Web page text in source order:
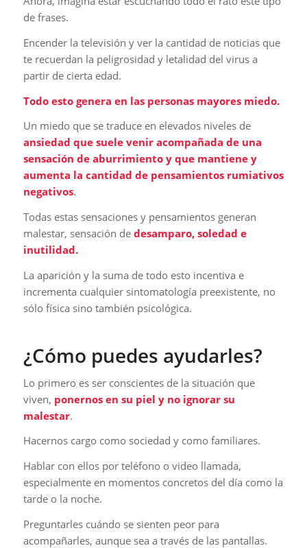
de frases.
Encender la televisión y ver la cantidad de noticias que
te recuerdan la peligrosidad y letalidad del virus a
partir de cierta edad.
Todo esto genera en las personas mayores miedo.
Un miedo que se traduce en elevados niveles de
ansiedad que suele venir acompañada de una
sensación de aburrimiento y que mantiene y
aumenta la cantidad de pensamientos rumiativos
negativos.
Todas estas sensaciones y pensamientos generan
malestar, sensación de desamparo, soledad e
inutilidad.
La aparición y la suma de todo esto incentiva e
incrementa cualquier sintomatología preexistente, no
sólo física sino también psicológica.
¿Cómo puedes ayudarles?
Lo primero es ser conscientes de la situación que
viven, ponernos en su piel y no ignorar su
malestar.
Hacernos cargo como sociedad y como familiares.
Hablar con ellos por teléfono o video llamada,
especialmente en momentos concretos del día como la
tarde o la noche.
Preguntarles cuándo se sienten peor para
acompañarles, aunque sea a través de las pantallas.